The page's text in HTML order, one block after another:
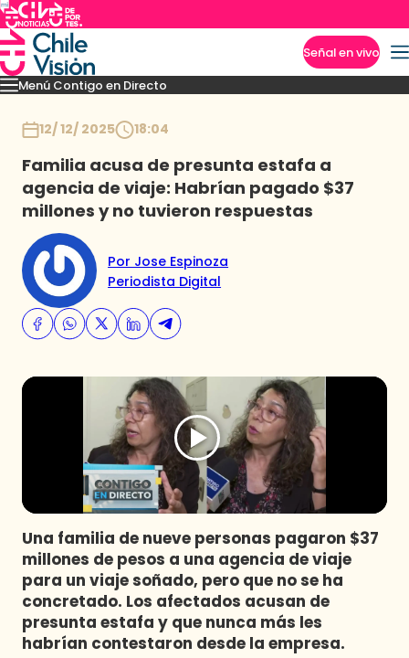
Señal en vivo
Menú Contigo en Directo
Momentos Novedades
12/ 12/ 2025 18:04
Familia acusa de presunta estafa a
agencia de viaje: Habrían pagado $37
millones y no tuvieron respuestas
Por Jose Espinoza
Periodista Digital
Una familia de nueve personas pagaron $37
millones de pesos a una agencia de viaje
para un viaje soñado, pero que no se ha
concretado. Los afectados acusan de
presunta estafa y que nunca más les
habrían contestaron desde la empresa.
Imperdibles
Programas
Club De La Comedia
Contigo en Directo
Plan Perfecto
El Tiempo
Sabingo
Todos Los Programas